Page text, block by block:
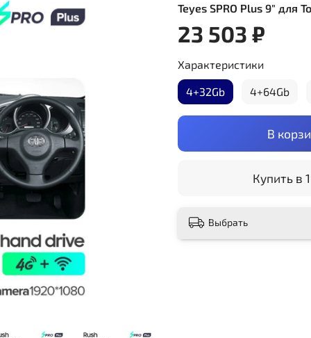
Teyes SPRO Plus 9" для
23 503 ₽
В
Купить в
Характеристики
4+32Gb 4+64Gb
Выбрать